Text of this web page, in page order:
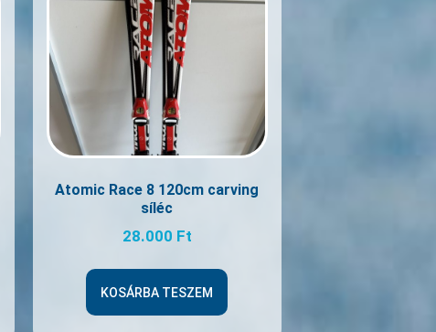
Atomic Race 8 120cm carving
síléc
28.000 Ft
KOSÁRBA TESZEM